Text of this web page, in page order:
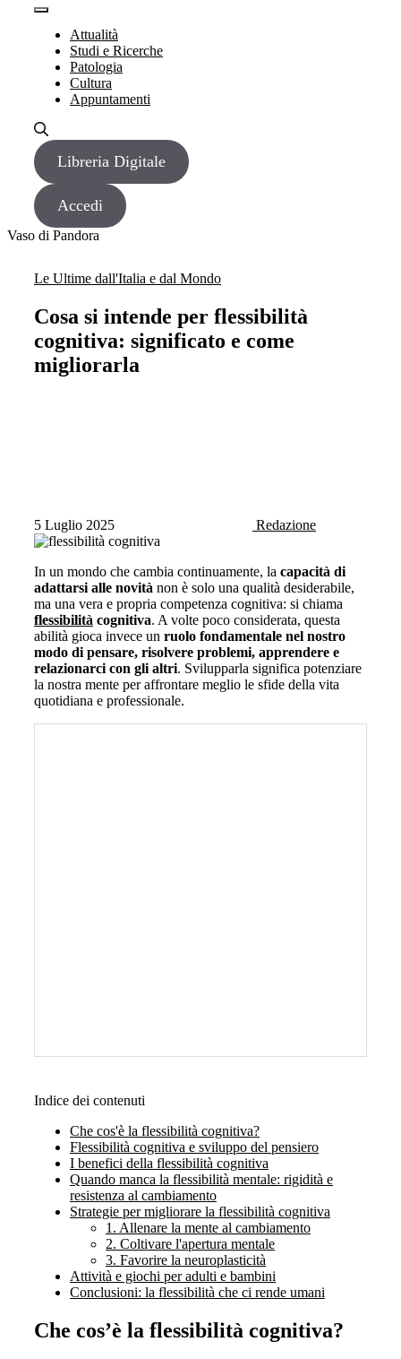
contenuto
Menu
Menu
Attualità
Studi e Ricerche
Patologia
Cultura
Appuntamenti
Libreria Digitale
Accedi
Vaso di Pandora
Le Ultime dall'Italia e dal Mondo
Cosa si intende per flessibilità
cognitiva: significato e come
migliorarla
5 Luglio 2025 Redazione
In un mondo che cambia continuamente, la capacità di
adattarsi alle novità non è solo una qualità desiderabile,
ma una vera e propria competenza cognitiva: si chiama
flessibilità cognitiva. A volte poco considerata, questa
abilità gioca invece un ruolo fondamentale nel nostro
modo di pensare, risolvere problemi, apprendere e
relazionarci con gli altri. Svilupparla significa potenziare
la nostra mente per affrontare meglio le sfide della vita
quotidiana e professionale.
Indice dei contenuti
Che cos'è la flessibilità cognitiva?
Flessibilità cognitiva e sviluppo del pensiero
I benefici della flessibilità cognitiva
Quando manca la flessibilità mentale: rigidità e
resistenza al cambiamento
Strategie per migliorare la flessibilità cognitiva
1. Allenare la mente al cambiamento
2. Coltivare l'apertura mentale
3. Favorire la neuroplasticità
Attività e giochi per adulti e bambini
Conclusioni: la flessibilità che ci rende umani
Che cos’è la flessibilità cognitiva?